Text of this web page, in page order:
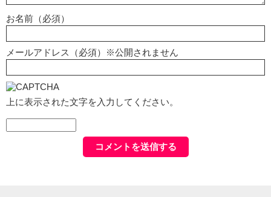
お名前（必須）
メールアドレス（必須）※公開されません
上に表示された文字を入力してください。